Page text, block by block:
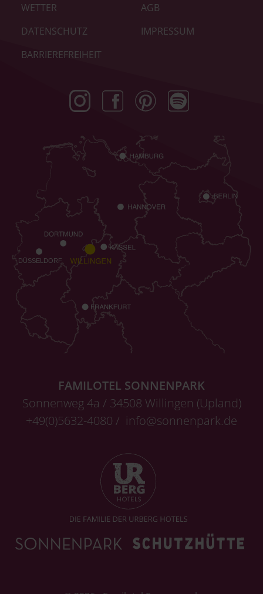
WETTER
AGB
DATENSCHUTZ
IMPRESSUM
BARRIEREFREIHEIT
FAMILOTEL SONNENPARK
Sonnenweg 4a / 34508 Willingen (Upland)
+49(0)5632-4080 / info@sonnenpark.de